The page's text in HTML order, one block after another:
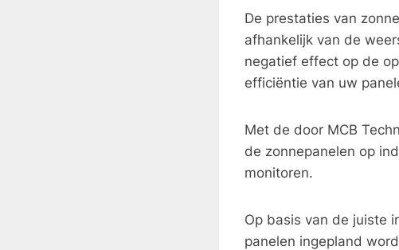
De prestaties van
afhankelijk van de
negatief effect op de
efficiëntie van uw
Met de door MCB
de zonnepanelen op
monitoren.
Op basis van de juiste
panelen ingepland